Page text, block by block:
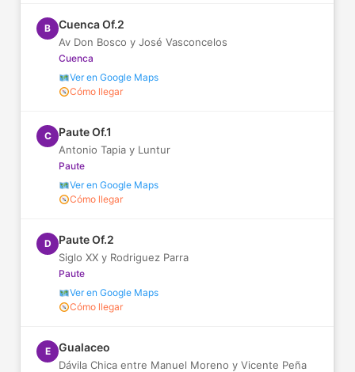
B Cuenca Of.2
Av Don Bosco y José Vasconcelos
Cuenca
Ver en Google Maps
Cómo llegar
C Paute Of.1
Antonio Tapia y Luntur
Paute
Ver en Google Maps
Cómo llegar
D Paute Of.2
Siglo XX y Rodriguez Parra
Paute
Ver en Google Maps
Cómo llegar
E Gualaceo
Dávila Chica entre Manuel Moreno y Vicente Peña